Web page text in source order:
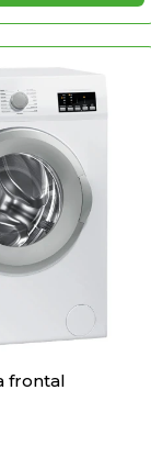
frontal